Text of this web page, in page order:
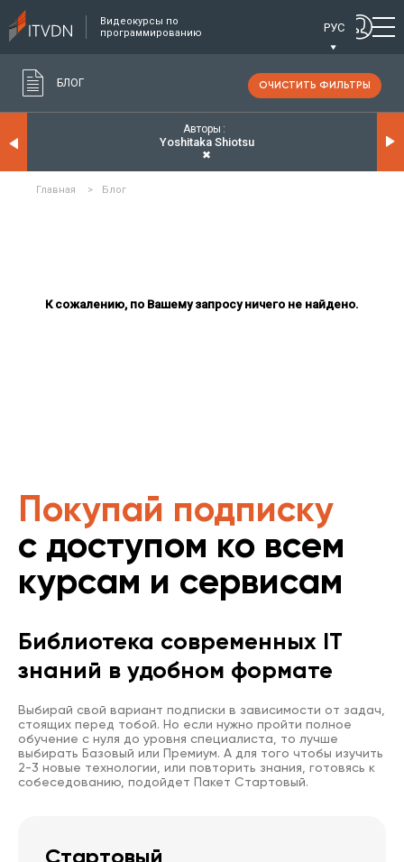
Видеокурсы по
программированию
РУС
БЛОГ ОЧИСТИТЬ ФИЛЬТРЫ
Авторы
Yoshitaka Shiotsu
✖
Главная > Блог
К сожалению, по Вашему запросу ничего не найдено.
Покупай подписку
с доступом ко всем
курсам и сервисам
Библиотека современных IT
знаний в удобном формате
Выбирай свой вариант подписки в зависимости от задач,
стоящих перед тобой. Но если нужно пройти полное
обучение с нуля до уровня специалиста, то лучше
выбирать Базовый или Премиум. А для того чтобы изучить
2-3 новые технологии, или повторить знания, готовясь к
собеседованию, подойдет Пакет Стартовый.
Стартовый